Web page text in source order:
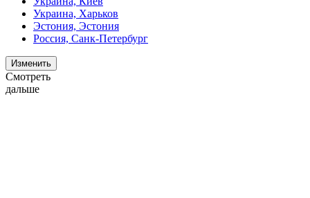
Украина, Харьков
Эстония, Эстония
Россия, Санк-Петербург
Изменить
Смотреть
дальше